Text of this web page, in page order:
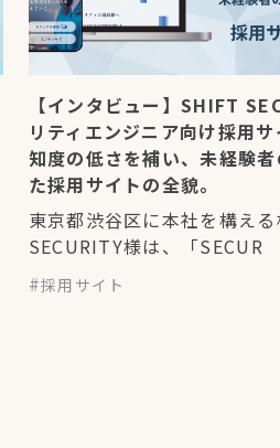
【インタビュー】SHIFT
リティエンジニア向け採用
知度の低さを補い、未経験
た採用サイトの全貌。
東京都渋谷区に本社を構え
SECURITY様は、「SECUR
採用サイト